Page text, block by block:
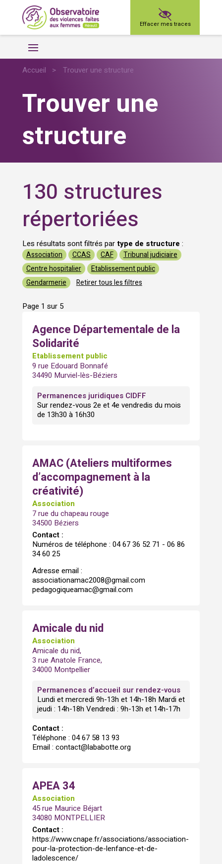
Effacer mes traces
Accueil > Trouver une structure
Trouver une
structure
130 structures
répertoriées
Les résultats sont filtrés partype de structure :
Association CCAS CAF
Tribunal judiciaire
Centre hospitalier
Etablissement public
Gendarmerie
Retirer tous les filtres
Page 1 sur 5
Agence Départementale de la
Solidarité
Etablissement public
9 rue Edouard Bonnafé
34490 Murviel-lès-Béziers
Permanences juridiques CIDFF
Sur rendez-vous 2e et 4e vendredis du mois
de 13h30 à 16h30
AMAC (Ateliers multiformes
d’accompagnement à la
créativité)
Association
7 rue du chapeau rouge
34500 Béziers
Contact :
Numéros de téléphone : 04 67 36 52 71 - 06 86
34 60 25
Adresse email :
associationamac2008@gmail.com
pedagogiqueamac@gmail.com
Amicale du nid
Association
Amicale du nid,
3 rue Anatole France,
34000 Montpellier
Permanences d’accueil sur rendez-vous
Lundi et mercredi 9h-13h et 14h-18h Mardi et
jeudi : 14h-18h Vendredi : 9h-13h et 14h-17h
Contact :
Téléphone : 04 67 58 13 93
Email : contact@lababotte.org
APEA 34
Association
45 rue Maurice Béjart
34080 MONTPELLIER
Contact :
https://www.cnape.fr/associations/association-
pour-la-protection-de-lenfance-et-de-
ladolescence/